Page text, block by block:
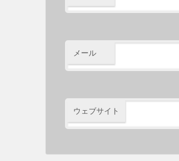
メール
ウェブサイト